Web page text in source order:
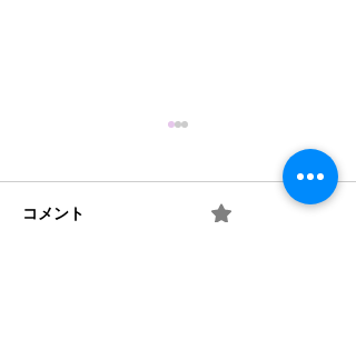
コメント 0.0 / 5（0）